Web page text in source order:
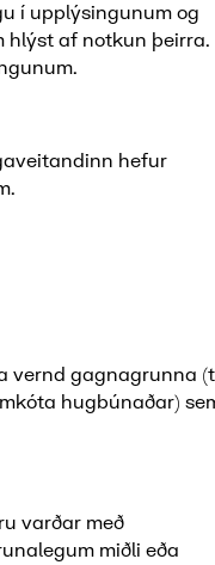
í upplýsingunum og
hlýst af notkun þeirra.
hefur
vernd gagnagrunna
hugbúnaðar)
varðar með
miðli eða